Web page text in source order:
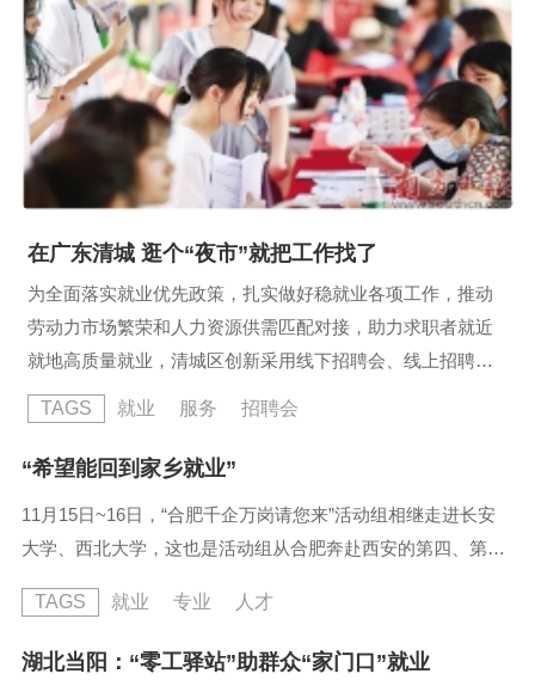
在广东清城 逛个“夜市”就把工作找了
为全面落实就业优先政策，扎实做好稳就业各项工作，推动
劳动力市场繁荣和人力资源供需匹配对接，助力求职者就近
就地高质量就业，清城区创新采用线下招聘会、线上招聘
会、“人才夜市”、求职招聘小程序相结合的方式，有序开展
了“春风行动”暨“就业援助月”“民营企业招聘月”“金秋招聘
月”等一系列公共就业服务专项活动，用心搭建线上线下人
聘活动24场，提供岗位2395...
TAGS 就业 服务 招聘会
“希望能回到家乡就业”
11月15日~16日，“合肥千企万岗请您来”活动组相继走进长安
大学、西北大学，这也是活动组从合肥奔赴西安的第四、第五
业生频频抛出橄榄枝，诚邀广大青年学子来肥就业。”在长安
大学招聘现场，西安外国语大学外国语言学及应用语言学专业
TAGS 就业 专业 人才
湖北当阳：“零工驿站”助群众“家门口”就业